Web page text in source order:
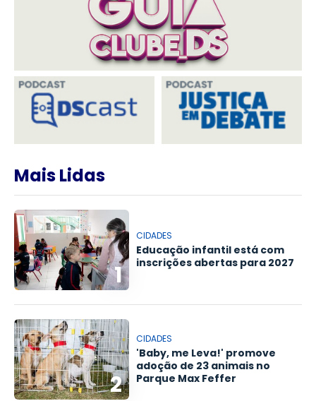
Mais Lidas
1
CIDADES
Educação infantil está com
inscrições abertas para 2027
2
CIDADES
'Baby, me Leva!' promove
adoção de 23 animais no
Parque Max Feffer